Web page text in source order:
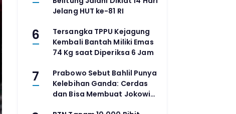
Jelang HUT ke-81 RI
6
Tersangka TPPU Kejagung
Kembali Bantah Miliki Emas
74 Kg saat Diperiksa 6 Jam
7
Prabowo Sebut Bahlil Punya
Kelebihan Ganda: Cerdas
dan Bisa Membuat Jokowi